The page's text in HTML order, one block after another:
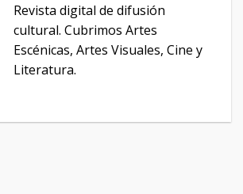
Revista digital de difusión
cultural. Cubrimos Artes
Escénicas, Artes Visuales, Cine y
Literatura.